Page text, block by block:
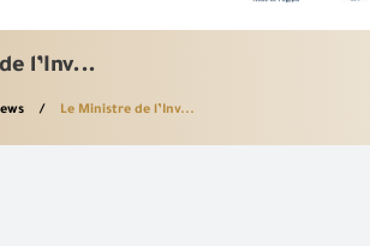
l’Inv...
Le Ministre de l’Inv...